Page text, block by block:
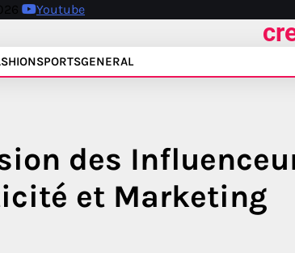
Youtube
SPORTSGENERAL
des
et Marketing